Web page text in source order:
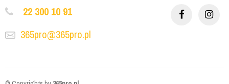
22 300 10 91
365pro@365pro.pl